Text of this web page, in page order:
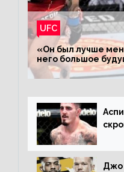
UFC
«Он был лучше
него большое
о поражении
Джо